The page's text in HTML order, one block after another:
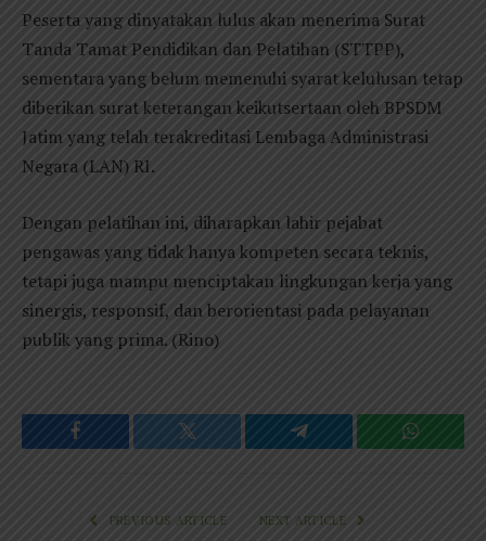
Peserta yang dinyatakan lulus akan menerima Surat
Tanda Tamat Pendidikan dan Pelatihan (STTPP),
sementara yang belum memenuhi syarat kelulusan tetap
diberikan surat keterangan keikutsertaan oleh BPSDM
Jatim yang telah terakreditasi Lembaga Administrasi
Negara (LAN) RI.
Dengan pelatihan ini, diharapkan lahir pejabat
pengawas yang tidak hanya kompeten secara teknis,
tetapi juga mampu menciptakan lingkungan kerja yang
sinergis, responsif, dan berorientasi pada pelayanan
publik yang prima. (Rino)
Facebook Twitter Telegram
PREVIOUS ARTICLE NEXT ARTICLE